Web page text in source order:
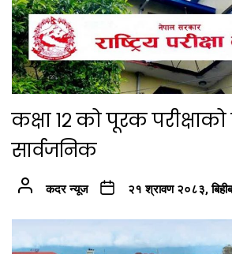
कक्षा १२ को पूरक
सार्वजनिक
कदर न्यूज २१ श्रावण २०८३,